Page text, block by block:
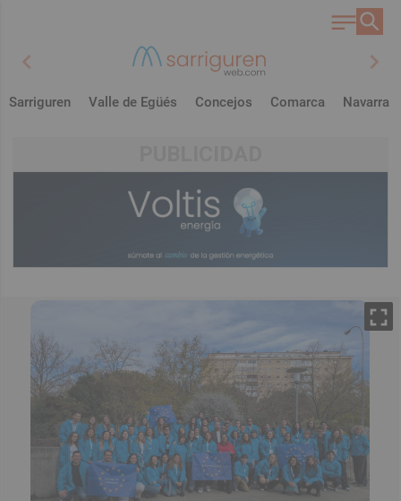
chevron_left chevron_right
Sarriguren Valle de Egüés Concejos Comarca Navarra